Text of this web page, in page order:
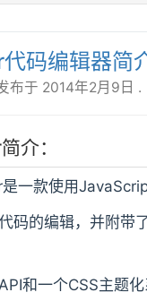
码编辑器简
布于 2014年2月9日 .
介：
一款使用
码的编辑，并附带
和一个CSS主题